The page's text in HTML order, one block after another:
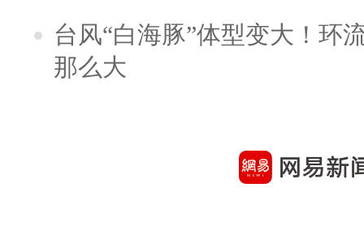
台风“白海豚”体型变大！环
那么大